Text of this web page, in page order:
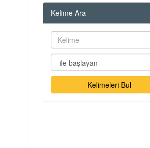
Kelime Ara
Kelimeleri Bul